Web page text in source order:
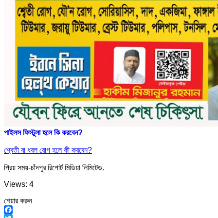
পাইলস ফিস্টুলা হলে কি করবেন?
শ্বেতী বা ধবল রোগ হলে কী করবেন?
প্রিয় সময়-চাঁদপুর রিপোর্ট মিডিয়া লিমিটেড.
Views: 4
শেয়ার করুন